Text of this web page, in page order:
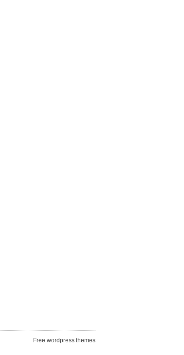
Free wordpress themes